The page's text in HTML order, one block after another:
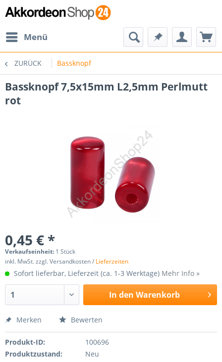
Menü
ZURÜCK Bassknopf
Bassknopf 7,5x15mm L2,5mm Perlmutt
rot
0,45 € *
Verkaufseinheit: 1 Stück
inkl. MwSt. zzgl. Versandkosten / Lieferzeiten
Sofort lieferbar, Lieferzeit (ca. 1-3 Werktage) Mehr Info »
In den Warenkorb
Merken Bewerten
Produkt-ID:
100696
Produktzustand:
Neu